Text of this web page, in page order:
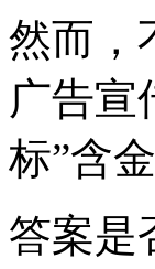
然而，
广告宣
标”含
答案是